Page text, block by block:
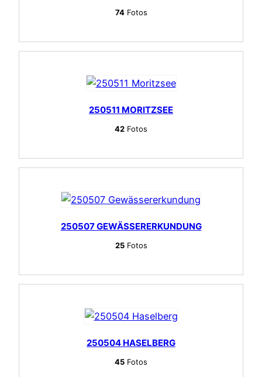
74Fotos
250511 MORITZSEE
42 Fotos
250507 GEWÄSSERERKUNDUNG
25Fotos
250504 HASELBERG
45 Fotos